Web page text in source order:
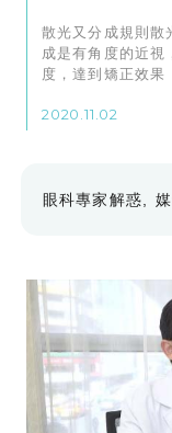
散光又分成規則散
成是有角度的近視
度，達到矯正效果
2020.11.02
眼科專家解惑